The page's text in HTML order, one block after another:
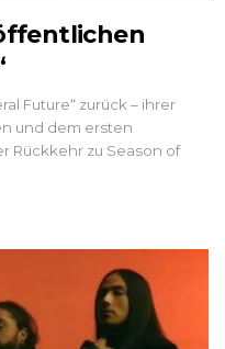
Future“ zurück – ihrer
und dem ersten
Rückkehr zu Season of